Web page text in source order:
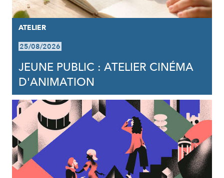
ATELIER
25/08/2026
JEUNE PUBLIC : ATELIER CINÉMA
D'ANIMATION